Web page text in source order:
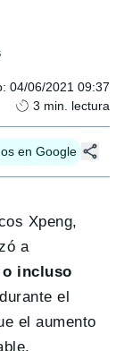
: 04/06/2021 09:37
3 min. lectura
en Google
Xpeng,
a
incluso
durante el
el aumento